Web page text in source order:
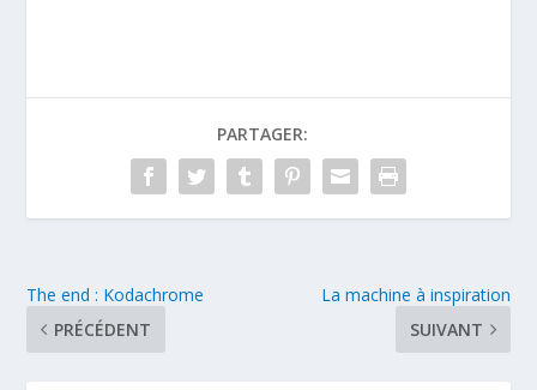
PARTAGER:
The end : Kodachrome
PRÉCÉDENT
La machine à inspiration
SUIVANT